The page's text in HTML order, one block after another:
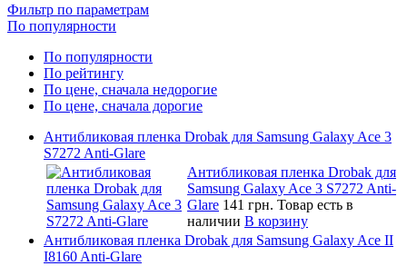
Фильтр по параметрам
По популярности
По популярности
По рейтингу
По цене, сначала недорогие
По цене, сначала дорогие
Антибликовая пленка Drobak для Samsung Galaxy Ace 3
S7272 Anti-Glare
Антибликовая пленка Drobak для
Samsung Galaxy Ace 3 S7272 Anti-
Glare 141 грн. Товар есть в
наличии В корзину
Антибликовая пленка Drobak для Samsung Galaxy Ace II
I8160 Anti-Glare